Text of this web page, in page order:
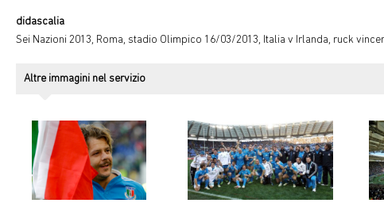
didascalia
Sei Nazioni 2013, Roma, stadio Olimpico 16/03/2013, Italia v Irlanda, ruck
Altre immagini nel servizio